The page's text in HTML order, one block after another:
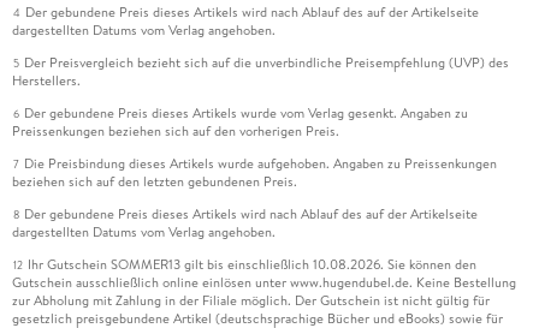
4 Der gebundene Preis dieses Artikels wird nach Ablauf des auf der Artikelseite
dargestellten Datums vom Verlag angehoben.
5 Der Preisvergleich bezieht sich auf die unverbindliche Preisempfehlung (UVP) des
Herstellers.
6 Der gebundene Preis dieses Artikels wurde vom Verlag gesenkt. Angaben zu
Preissenkungen beziehen sich auf den vorherigen Preis.
7 Die Preisbindung dieses Artikels wurde aufgehoben. Angaben zu Preissenkungen
beziehen sich auf den letzten gebundenen Preis.
8 Der gebundene Preis dieses Artikels wird nach Ablauf des auf der Artikelseite
dargestellten Datums vom Verlag angehoben.
12 Ihr Gutschein SOMMER13 gilt bis einschließlich 10.08.2026. Sie können den
Gutschein ausschließlich online einlösen unter www.hugendubel.de. Keine Bestellung
zur Abholung mit Zahlung in der Filiale möglich. Der Gutschein ist nicht gültig für
gesetzlich preisgebundene Artikel (deutschsprachige Bücher und eBooks) sowie für